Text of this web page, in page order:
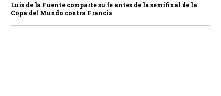
Luis de la Fuente comparte su fe antes de la semifinal de la
Copa del Mundo contra Francia